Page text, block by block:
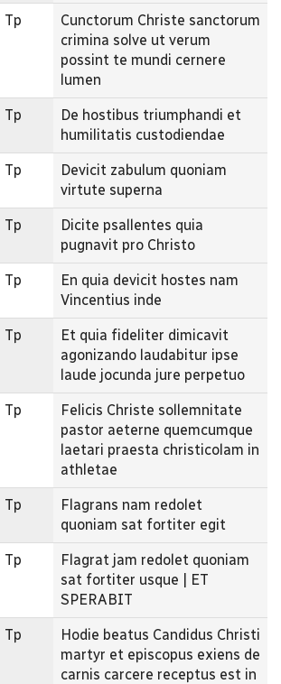
Tp
Cunctorum Christe sanctorum
crimina solve ut verum
possint te mundi cernere
lumen
Tp
De hostibus triumphandi et
humilitatis custodiendae
Tp
Devicit zabulum quoniam
virtute superna
Tp
Dicite psallentes quia
pugnavit pro Christo
Tp
En quia devicit hostes nam
Vincentius inde
Tp
Et quia fideliter dimicavit
agonizando laudabitur ipse
laude jocunda jure perpetuo
Tp
Felicis Christe sollemnitate
pastor aeterne quemcumque
laetari praesta christicolam in
athletae
Tp
Flagrans nam redolet
quoniam sat fortiter egit
Tp
Flagrat jam redolet quoniam
sat fortiter usque | ET
SPERABIT
Tp
Hodie beatus Candidus Christi
martyr et episcopus exiens de
carnis carcere receptus est in